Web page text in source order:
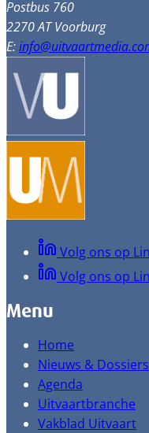
Postbus 760
2270 AT Voorburg
E:
Volg ons op
Volg ons op
Menu
Home
Nieuws & Dossiers
Agenda
Uitvaartbranche
Vakblad Uitvaart